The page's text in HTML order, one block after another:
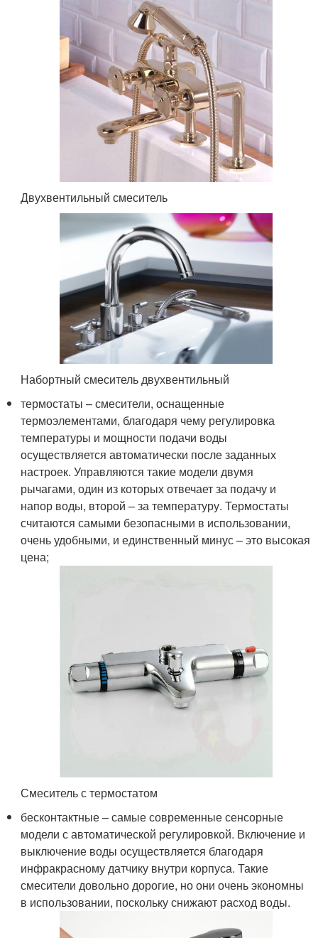
Двухвентильный смеситель
Набортный смеситель двухвентильный
термостаты – смесители, оснащенные
термоэлементами, благодаря чему регулировка
температуры и мощности подачи воды
осуществляется автоматически после заданных
настроек. Управляются такие модели двумя
рычагами, один из которых отвечает за подачу и
напор воды, второй – за температуру. Термостаты
считаются самыми безопасными в использовании,
очень удобными, и единственный минус – это высокая
цена;
Смеситель с термостатом
бесконтактные – самые современные сенсорные
модели с автоматической регулировкой. Включение и
выключение воды осуществляется благодаря
инфракрасному датчику внутри корпуса. Такие
смесители довольно дорогие, но они очень экономны
в использовании, поскольку снижают расход воды.